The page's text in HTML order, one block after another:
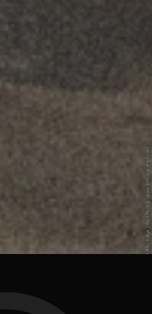
© IDM Südtirol-Alto Adige / Alex Moling - www.idm-suedtirol.com